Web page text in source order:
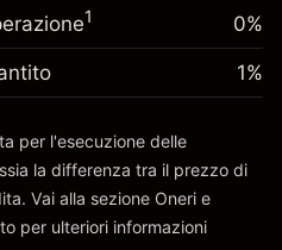
a leva ~
$5,000.00
$4,000.00
1 0%
1%
per l'esecuzione delle
la differenza tra il prezzo di
Vai alla sezione Oneri e
per ulteriori informazioni